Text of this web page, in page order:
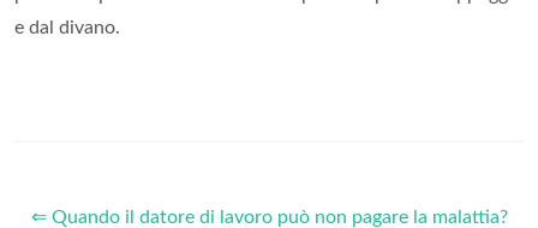
e dal divano.
⇐ Quando il datore di lavoro può non pagare la malattia?